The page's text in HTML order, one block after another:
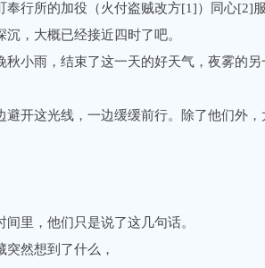
所的加役（火付盗贼改方[1]）同心[2]服
，大概已经接近四时了吧。
小雨，结束了这一天的好天气，夜雾的另
开这光线，一边缓缓前行。除了他们外，
里，他们只是说了这几句话。
然想到了什么，